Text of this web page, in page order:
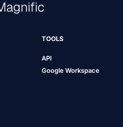
TOOLS
API
Google Workspace